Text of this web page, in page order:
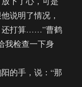
说明了情况，
还打算……”曹鹤
我检查一下身
的手，说：“那